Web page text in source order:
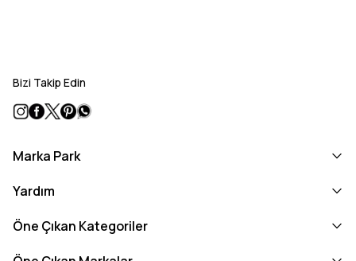
Bizi Takip Edin
Marka Park
Yardım
Öne Çıkan Kategoriler